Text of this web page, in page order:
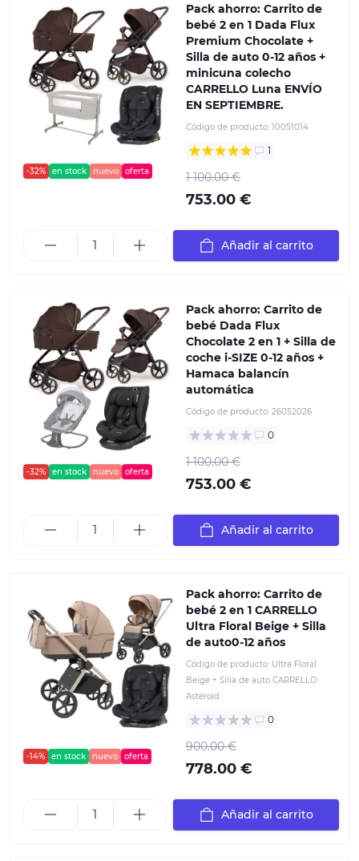
-32% en stock nuevo oferta
Pack ahorro: Carrito de
bebé 2 en 1 Dada Flux
Premium Chocolate +
Silla de auto 0-12 años +
minicuna colecho
CARRELLO Luna ENVÍO
EN SEPTIEMBRE.
Código de producto: 10051014
1
1 100.00 €
753.00 €
Añadir al carrito
-32% en stock nuevo oferta
Pack ahorro: Carrito de
bebé Dada Flux
Chocolate 2 en 1 + Silla de
coche i-SIZE 0-12 años +
Hamaca balancín
automática
Código de producto: 26052026
0
1 100.00 €
753.00 €
Añadir al carrito
-14% en stock nuevo oferta
Pack ahorro: Carrito de
bebé 2 en 1 CARRELLO
Ultra Floral Beige + Silla
de auto0-12 años
Código de producto: Ultra Floral
Beige + Silla de auto CARRELLO
Asteroid
0
900.00 €
778.00 €
Añadir al carrito